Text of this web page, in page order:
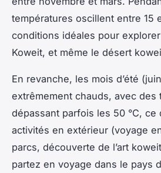
températures oscillent entre 15
conditions idéales pour
Koweit, et même le désert
En revanche, les mois d’été
extrêmement chauds, avec des
dépassant parfois les 50 °C, ce
activités en extérieur (voyage
parcs, découverte de l’art
partez en voyage dans le pays